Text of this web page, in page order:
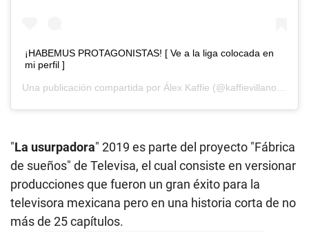
¡HABEMUS PROTAGONISTAS! [ Ve a la liga colocada en
mi perfil ]
Una publicación compartida por Álex Kaffie (@kaffievillano) el
"La usurpadora" 2019 es parte del proyecto "Fábrica
de sueños" de Televisa, el cual consiste en versionar
producciones que fueron un gran éxito para la
televisora mexicana pero en una historia corta de no
más de 25 capítulos.